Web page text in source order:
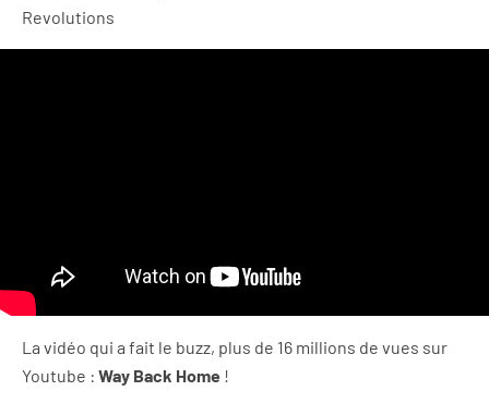
Revolutions
La vidéo qui a fait le buzz, plus de 16 millions de vues sur
Youtube : Way Back Home !